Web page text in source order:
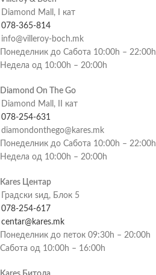
Diamond Mall, I кат
078-365-814
info@villeroy-boch.mk
Понеделник до Сабота 10:00h – 22:00h
Недела од 10:00h – 20:00h
Diamond On The Go
Diamond Mall, II кат
078-254-631
diamondonthego@kares.mk
Понеделник до Сабота 10:00h – 22:00h
Недела од 10:00h – 20:00h
Kares Центар
Градски ѕид, Блок 5
078-254-617
centar@kares.mk
Понеделник до петок 09:30h – 20:00h
Сабота од 10:00h – 16:00h